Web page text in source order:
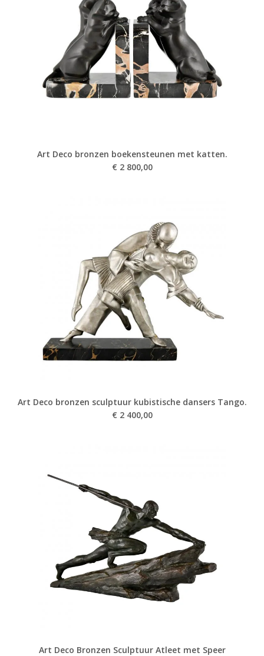
Art Deco bronzen boekensteunen met katten.
€ 2 800,00
Art Deco bronzen sculptuur kubistische dansers Tango.
€ 2 400,00
Art Deco Bronzen Sculptuur Atleet met Speer